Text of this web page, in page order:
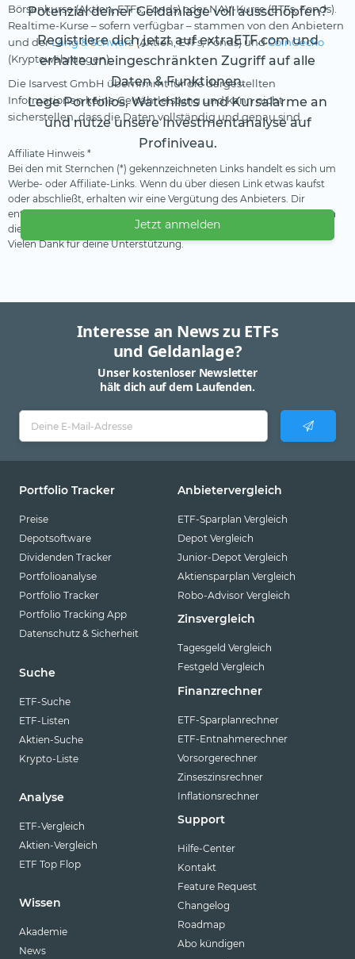
Potenzial deiner Geldanlage voll ausschöpfen?
Registriere dich jetzt auf extraETF.com und
erhalte uneingeschränkten Zugriff auf alle
Daten & Funktionen.
Lege Portfolios, Watchlists und Kursalarme an
und nutze unsere Investmentanalyse auf
Profiniveau.
Jetzt anmelden
Börsenkurse (Aktien, ETFs, Fonds) oder NAV-Kurse (ETFs, Fonds).
Realtime-Kurse – sofern verfügbar – stammen von den Anbietern
und derLang & Schwarz(Aktien, ETFs, Fonds) undCoinGecko
(Kryptowährungen).
Die Isarvest GmbH übernimmt für die dargestellten
Informationen keine Gewährleistung und kann nicht
sicherstellen, dass die Daten vollständig und genau sind.
Affiliate Hinweis *
Bei den mit Sternchen (*) gekennzeichneten Links handelt es sich um
Werbe- oder Affiliate-Links. Wenn du über diesen Link etwas kaufst
oder abschließt, erhalten wir eine Vergütung des Anbieters. Dir
entstehen dadurch keine Nachteile oder Mehrkosten. Wir verwenden
diese Einnahmen, um unser kostenfreies Angebot zu finanzieren.
Vielen Dank für deine Unterstützung.
Interesse an News zu ETFs
und Geldanlage?
Unser kostenloser Newsletter
hält dich auf dem Laufenden.
Portfolio Tracker
Preise
Depotsoftware
Dividenden Tracker
Portfolioanalyse
Portfolio Tracker
Portfolio Tracking App
Datenschutz & Sicherheit
Suche
ETF-Suche
ETF-Listen
Aktien-Suche
Krypto-Liste
Analyse
ETF-Vergleich
Aktien-Vergleich
ETF Top Flop
Wissen
Akademie
News
Anbietervergleich
ETF-Sparplan Vergleich
Depot Vergleich
Junior-Depot Vergleich
Aktiensparplan Vergleich
Robo-Advisor Vergleich
Zinsvergleich
Tagesgeld Vergleich
Festgeld Vergleich
Finanzrechner
ETF-Sparplanrechner
ETF-Entnahmerechner
Vorsorgerechner
Zinseszinsrechner
Inflationsrechner
Support
Hilfe-Center
Kontakt
Feature Request
Changelog
Roadmap
Abo kündigen